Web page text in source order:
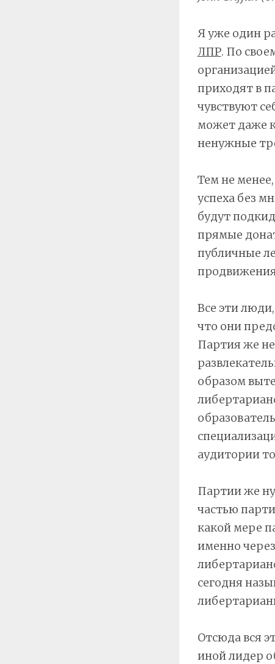
Я уже один
ЛПР. По
приходят в
чувствуют
может даже
ненужные
Тем не
успеха без
будут
прямые
публичные
Все эти
что они
Партия же
образом
аудитории
Партии же
частью
какой мере
именно
сегодня
Отсюда вся
иной лидер